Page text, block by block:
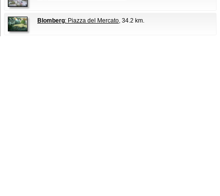
Blomberg: Piazza del Mercato, 34.2 km.